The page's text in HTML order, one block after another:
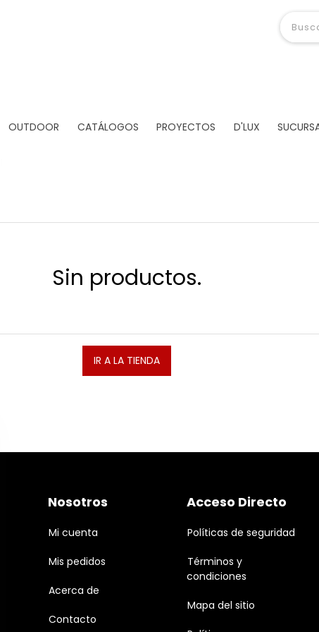
OUTDOOR CATÁLOGOS PROYECTOS D'LUX
Sin productos.
IR A LA TIENDA
Nosotros
Mi cuenta
Mis pedidos
Acerca de
Contacto
Acceso Directo
Políticas de seguridad
Términos y
condiciones
Mapa del sitio